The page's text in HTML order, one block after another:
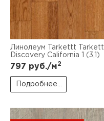
Линолеум Tarkettt Tarkett
Discovery California 1 (3,1)
797 руб./м2
Подробнее...